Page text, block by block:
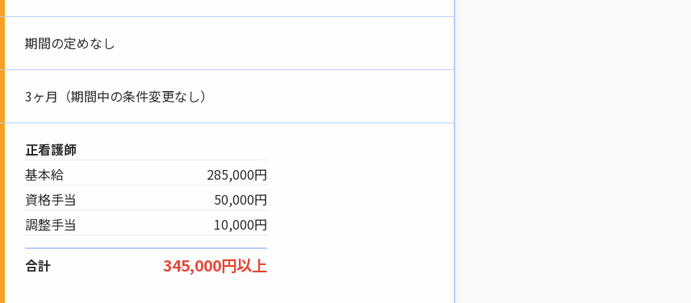
期間の定めなし
3ヶ月（期間中の条件変更なし）
正看護師
基本給
285,000円
資格手当
50,000円
調整手当
10,000円
合計 345,000円以上